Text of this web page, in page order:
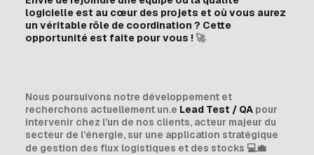
logicielle est au cœur des projets et où vous aurez
un véritable rôle de coordination ? Cette
opportunité est faite pour vous ! 🚀
Nous poursuivons notre développement et
recherchons actuellement un.e Lead Test / QA pour
intervenir chez l’un de nos clients, acteur majeur du
secteur de l’énergie, sur une application stratégique
de gestion des flux logistiques et des stocks 💻💼